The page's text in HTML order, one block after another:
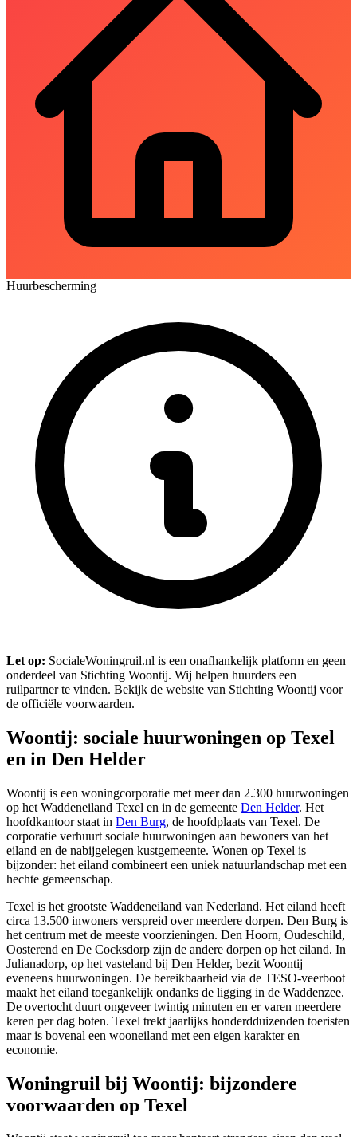
Huurbescherming
Let op: SocialeWoningruil.nl is een onafhankelijk platform en geen
onderdeel van Stichting Woontij. Wij helpen huurders een
ruilpartner te vinden. Bekijk de website van Stichting Woontij voor
de officiële voorwaarden.
Woontij: sociale huurwoningen op Texel
en in Den Helder
Woontij is een woningcorporatie met meer dan 2.300 huurwoningen
op het Waddeneiland Texel en in de gemeente Den Helder. Het
hoofdkantoor staat in Den Burg, de hoofdplaats van Texel. De
corporatie verhuurt sociale huurwoningen aan bewoners van het
eiland en de nabijgelegen kustgemeente. Wonen op Texel is
bijzonder: het eiland combineert een uniek natuurlandschap met een
hechte gemeenschap.
Texel is het grootste Waddeneiland van Nederland. Het eiland heeft
circa 13.500 inwoners verspreid over meerdere dorpen. Den Burg is
het centrum met de meeste voorzieningen. Den Hoorn, Oudeschild,
Oosterend en De Cocksdorp zijn de andere dorpen op het eiland. In
Julianadorp, op het vasteland bij Den Helder, bezit Woontij
eveneens huurwoningen. De bereikbaarheid via de TESO-veerboot
maakt het eiland toegankelijk ondanks de ligging in de Waddenzee.
De overtocht duurt ongeveer twintig minuten en er varen meerdere
keren per dag boten. Texel trekt jaarlijks honderdduizenden toeristen
maar is bovenal een wooneiland met een eigen karakter en
economie.
Woningruil bij Woontij: bijzondere
voorwaarden op Texel